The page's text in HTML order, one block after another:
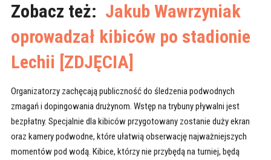
Zobacz też: Jakub Wawrzyniak
oprowadzał kibiców po stadionie
Lechii [ZDJĘCIA]
Organizatorzy zachęcają publiczność do śledzenia podwodnych
zmagań i dopingowania drużynom. Wstęp na trybuny pływalni jest
bezpłatny. Specjalnie dla kibiców przygotowany zostanie duży ekran
oraz kamery podwodne, które ułatwią obserwację najważniejszych
momentów pod wodą. Kibice, którzy nie przybędą na turniej, będą